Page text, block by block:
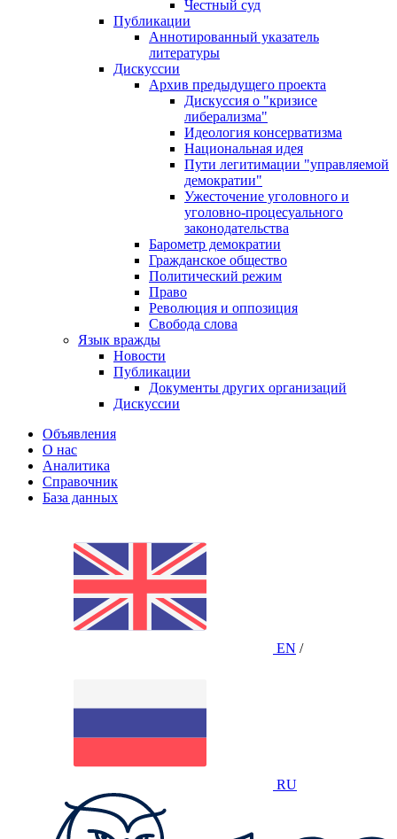
Честный суд
Публикации
Аннотированный указатель
литературы
Дискуссии
Архив предыдущего проекта
Дискуссия о "кризисе
либерализма"
Идеология консерватизма
Национальная идея
Пути легитимации "управляемой
демократии"
Ужесточение уголовного и
уголовно-процесуального
законодательства
Барометр демократии
Гражданское общество
Политический режим
Право
Революция и оппозиция
Свобода слова
Язык вражды
Новости
Публикации
Документы других организаций
Дискуссии
Объявления
О нас
Аналитика
Справочник
База данных
EN /
RU